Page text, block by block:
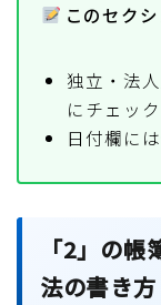
このセク
独立・法
にチェッ
日付欄に
「2」の
法の書き方